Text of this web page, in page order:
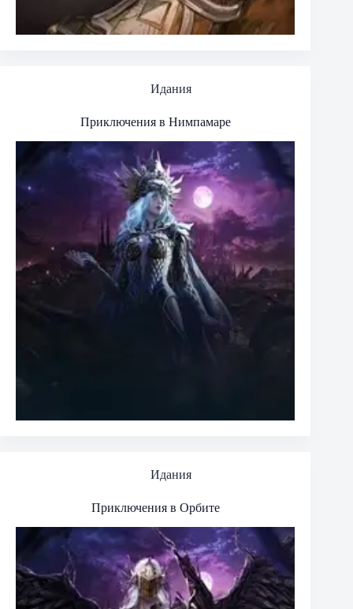
Идания
Приключения в Нимпамаре
Идания
Приключения в Орбите